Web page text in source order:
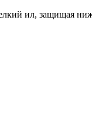
ил, защищая